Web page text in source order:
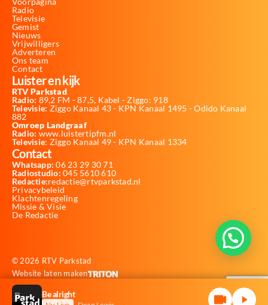
Radio
Televisie
Gemist
Nieuws
Vrijwilligers
Adverteren
Ons team
Contact
Luister en kijk
RTV Parkstad
Radio: 89,2 FM - 87,5, Kabel - Ziggo: 918
Televisie: Ziggo Kanaal 43 - KPN Kanaal 1495 - Odido Kanaal
882
Omroep Landgraaf
Radio: www.luistertipfm.nl
Televisie: Ziggo Kanaal 49 - KPN Kanaal 1334
Contact
Whatsapp: 06 23 29 30 71
Radiostudio: 045 5610 610
Redactie:redactie@rtvparkstad.nl
Privacybeleid
Klachtenregeling
Missie & Visie
De Redactie
© 2026 RTV Parkstad
Website laten maken
Be alright